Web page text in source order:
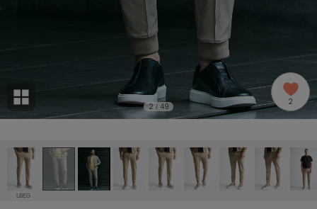
ョン雑貨 (865)
/ランジェリー (127)
ェア (121)
Ame no chi Hare
アメノチハレ
アモマ
ánuans
アニュアンス
2/ 49 2
LBEG